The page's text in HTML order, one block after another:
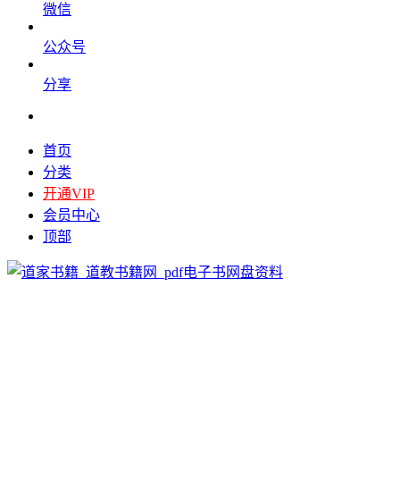
微信
公众号
分享
首页
分类
开通VIP
会员中心
顶部